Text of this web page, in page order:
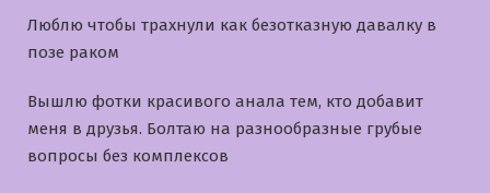
Люблю чтобы трахнули как безотказную давалку в
позе раком
Вышлю фотки красивого анала тем, кто добавит
меня в друзья. Болтаю на разнообразные грубые
вопросы без комплексов